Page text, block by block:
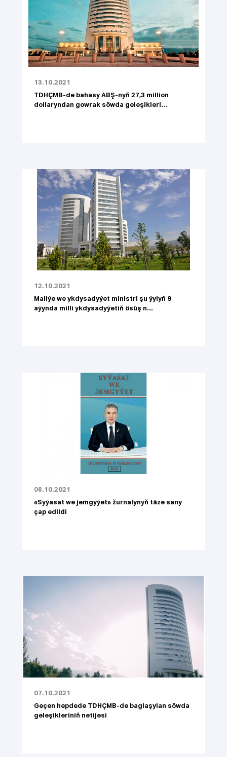
13.10.2021
TDHÇMB-de bahasy ABŞ-nyň 27,3 million
dollaryndan gowrak söwda geleşikleri...
12.10.2021
Maliýe we ykdysadyýet ministri şu ýylyň 9
aýynda milli ykdysadyýetiň ösüş n...
08.10.2021
«Syýasat we jemgyýet» žurnalynyň täze sany
çap edildi
07.10.2021
Geçen hepdede TDHÇMB-de baglaşylan söwda
geleşikleriniň netijesi